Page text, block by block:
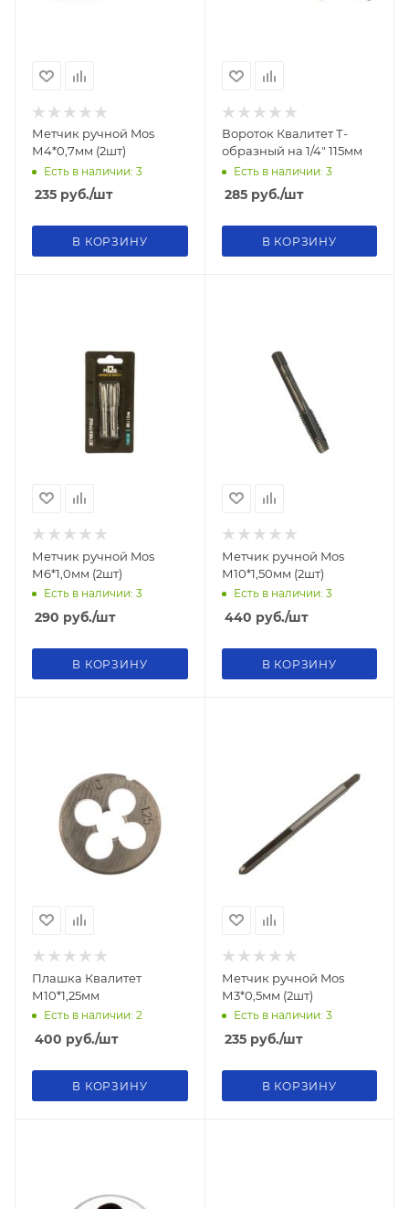
Метчик ручной Mos
М4*0,7мм (2шт)
Есть в наличии: 3
235 руб./шт
В КОРЗИНУ
Вороток Квалитет Т-
образный на 1/4" 115мм
Есть в наличии: 3
285руб./шт
В КОРЗИНУ
Метчик ручной Mos
М6*1,0мм (2шт)
Есть в наличии: 3
290 руб./шт
В КОРЗИНУ
Метчик ручной Mos
М10*1,50мм (2шт)
Есть в наличии: 3
440 руб./шт
В КОРЗИНУ
Плашка Квалитет
М10*1,25мм
Есть в наличии: 2
400 руб./шт
В КОРЗИНУ
Метчик ручной Mos
М3*0,5мм (2шт)
Есть в наличии: 3
235руб./шт
В КОРЗИНУ